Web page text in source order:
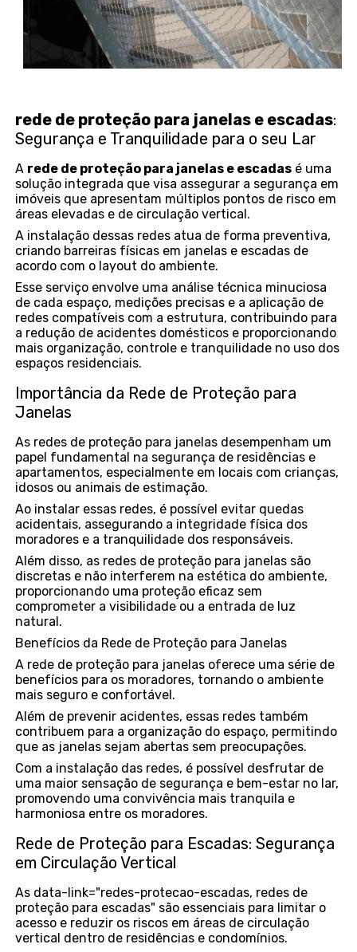
rede de proteção para janelas e escadas:
Segurança e Tranquilidade para o seu Lar
A rede de proteção para janelas e escadas é uma
solução integrada que visa assegurar a segurança em
imóveis que apresentam múltiplos pontos de risco em
áreas elevadas e de circulação vertical.
A instalação dessas redes atua de forma preventiva,
criando barreiras físicas em janelas e escadas de
acordo com o layout do ambiente.
Esse serviço envolve uma análise técnica minuciosa
de cada espaço, medições precisas e a aplicação de
redes compatíveis com a estrutura, contribuindo para
a redução de acidentes domésticos e proporcionando
mais organização, controle e tranquilidade no uso dos
espaços residenciais.
Importância da Rede de Proteção para
Janelas
As redes de proteção para janelas desempenham um
papel fundamental na segurança de residências e
apartamentos, especialmente em locais com crianças,
idosos ou animais de estimação.
Ao instalar essas redes, é possível evitar quedas
acidentais, assegurando a integridade física dos
moradores e a tranquilidade dos responsáveis.
Além disso, as redes de proteção para janelas são
discretas e não interferem na estética do ambiente,
proporcionando uma proteção eficaz sem
comprometer a visibilidade ou a entrada de luz
natural.
Benefícios da Rede de Proteção para Janelas
A rede de proteção para janelas oferece uma série de
benefícios para os moradores, tornando o ambiente
mais seguro e confortável.
Além de prevenir acidentes, essas redes também
contribuem para a organização do espaço, permitindo
que as janelas sejam abertas sem preocupações.
Com a instalação das redes, é possível desfrutar de
uma maior sensação de segurança e bem-estar no lar,
promovendo uma convivência mais tranquila e
harmoniosa entre os moradores.
Rede de Proteção para Escadas: Segurança
em Circulação Vertical
As data-link="redes-protecao-escadas, redes de
proteção para escadas" são essenciais para limitar o
acesso e reduzir os riscos em áreas de circulação
vertical dentro de residências e condomínios.